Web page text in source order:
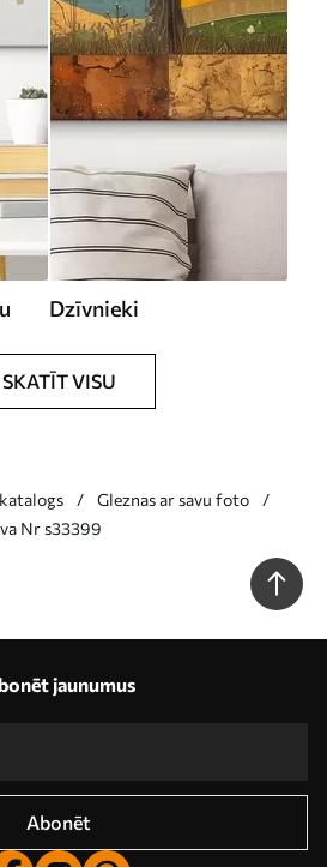
Dzīvnieki
SKATĪT VISU
Gleznas ar savu foto
Nr s33399
jaunumus
Abonēt